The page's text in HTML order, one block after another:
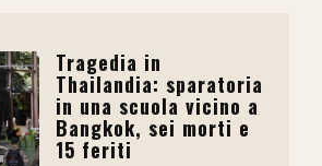
Tragedia in
Thailandia: sparatoria
in una scuola vicino a
Bangkok, sei morti e
15 feriti